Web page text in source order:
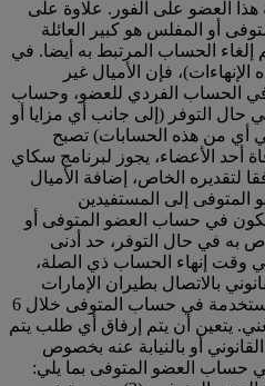
العضو على الفور. علاوة على
أو المفلس هو كبير العائلة
إلغاء الحساب المرتبط به أيضا. في
فإن الأميال غير
في الحساب الفردي للعضو، وحساب
حال التوفر (إلى جانب أي مزايا أو
أي من هذه الحسابات) تصبح
أحد الأعضاء، يجوز لبرنامج سكاي
لتقديره الخاص، إضافة الأميال
المتوفى إلى المستفيدين
بشرط (1) أن يكون في حساب العضو المتوفى أو
به في حال التوفر، حد أدنى
2000 ميل في وقت إنهاء الحساب ذي الصلة،
بالاتصال بطيران الإمارات
للمطالبة بالأميال غير المستخدمة في حساب المتوفى خلال 6
يتعين أن يتم إرفاق أي طلب يتم
أو بالنيابة عنه بخصوص
حساب العضو المتوفى بما يلي: